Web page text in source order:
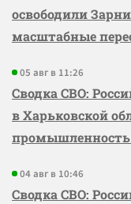
освободили
масштабные
05 авг в 11:26
Сводка СВО:
в Харьковской
промышленность
04 авг в 10:46
Сводка СВО: